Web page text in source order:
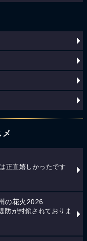
正直嬉しかったです
の花火2026
防が封鎖されておりま